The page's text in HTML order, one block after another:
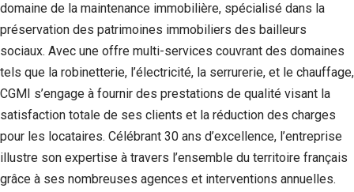
domaine de la maintenance immobilière, spécialisé dans la
préservation des patrimoines immobiliers des bailleurs
sociaux. Avec une offre multi-services couvrant des domaines
tels que la robinetterie, l’électricité, la serrurerie, et le chauffage,
CGMI s’engage à fournir des prestations de qualité visant la
satisfaction totale de ses clients et la réduction des charges
pour les locataires. Célébrant 30 ans d’excellence, l’entreprise
illustre son expertise à travers l’ensemble du territoire français
grâce à ses nombreuses agences et interventions annuelles.